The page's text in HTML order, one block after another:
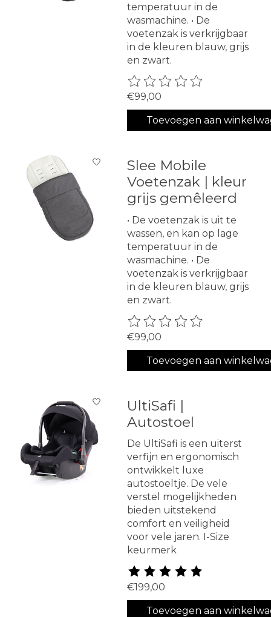
temperatuur in de
wasmachine. • De
voetenzak is verkrijgbaar
in de kleuren blauw, grijs
en zwart.
De beoordeling van dit
€99,00
Toevoegen aan
Slee Mobile
Voetenzak | kleur
grijs gemêleerd
• De voetenzak is uit te
wassen, en kan op lage
temperatuur in de
wasmachine. • De
voetenzak is verkrijgbaar
in de kleuren blauw, grijs
en zwart.
De beoordeling van dit
€99,00
Toevoegen aan
UltiSafi |
Autostoel
De UltiSafi is een uiterst
verfijn en ergonomisch
ontwikkelt luxe
autostoeltje. De vele
verstel mogelijkheden
bieden uitstekend
comfort en veiligheid
voor vele jaren. I-Size
keurmerk
De beoordeling van dit
€199,00
Toevoegen aan